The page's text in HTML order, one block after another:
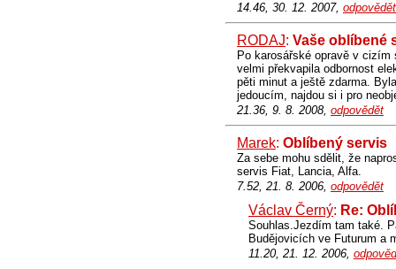
14.46, 30. 12. 2007, odpovědět
RODAJ: Vaše oblíbené
Po karosářské opravě v
velmi překvapila odbornost
pěti minut a ještě zdarma.
jedoucím, najdou si i pro
21.36, 9. 8. 2008, odpovědět
Marek: Oblíbený servis
Za sebe mohu sdělit, že
servis Fiat, Lancia, Alfa.
7.52, 21. 8. 2006, odpovědět
Václav Černý: Re:
Souhlas.Jezdím tam také.
Budějovicích ve Futurum a
11.20, 21. 12. 2006,